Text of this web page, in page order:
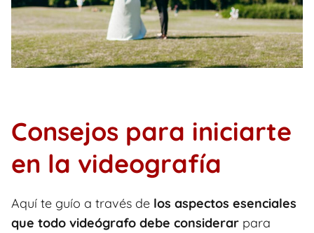
Consejos para iniciarte
en la videografía
Aquí te guío a través de los aspectos esenciales
que todo videógrafo debe considerar para